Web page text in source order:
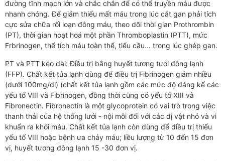
đường tĩnh mạch lớn và chắc chắn để có thể truyền máu được
nhanh chóng. Để giảm thiểu mất máu trong lúc cắt gan phải tích
cực sửa chữa rối loạn đông máu, theo dõi thời gian Prothrombin
(PT), thời gian hoạt hoá một phần Thromboplastin (PTT), mức
Frbrinogen, thể tích máu toàn thể, tiểu cầu... trong lúc ghép gan.
PT và PTT kéo dài: Điều trị bằng huyết tương tươi đông lạnh
(FFP). Chất kết tủa lạnh dùng để điều trị Fibrinogen giảm nhiều
(dưới 100mg/dl) (chất kết tủa lạnh gồm các mức độ đáng kể các
yếu tố VIII và Fibrinogen, đồng thời cũng có yếu tố XIII và
Fibronectin. Fibronectin là một glycoprotein có vai trò trong việc
thanh thải của hệ thống lưới - nội môi đối với các dị vật nhỏ và vi
khuẩn ra khỏi máu. Chất kết tủa lạnh còn dùng để điều trị thiếu
yếu tố VIII hoặc bệnh ưa chảy máu; liều lượng từ 10 đến 15 đơn
vị, huyết tương đông lạnh 15 -30 đơn vị.